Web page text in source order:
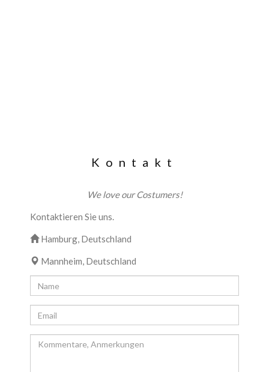
Kontakt
We love our Costumers!
Kontaktieren Sie uns.
Hamburg, Deutschland
Mannheim, Deutschland